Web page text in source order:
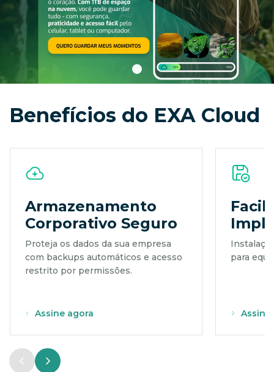
Benefícios do EXA Cloud
Armazenamento
Corporativo Seguro
Proteja os dados da sua empresa
com backups automáticos e acesso
restrito por permissões.
Assine agora
para
Assine